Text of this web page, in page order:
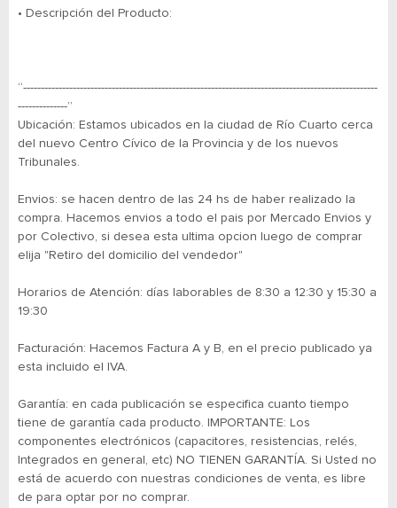
• Descripción del Producto:
“----------------------------------------------------------------------------------------------------
--------------”
Ubicación: Estamos ubicados en la ciudad de Río Cuarto cerca
del nuevo Centro Cívico de la Provincia y de los nuevos
Tribunales.
Envios: se hacen dentro de las 24 hs de haber realizado la
compra. Hacemos envios a todo el pais por Mercado Envios y
por Colectivo, si desea esta ultima opcion luego de comprar
elija "Retiro del domicilio del vendedor"
Horarios de Atención: días laborables de 8:30 a 12:30 y 15:30 a
19:30
Facturación: Hacemos Factura A y B, en el precio publicado ya
esta incluido el IVA.
Garantía: en cada publicación se especifica cuanto tiempo
tiene de garantía cada producto. IMPORTANTE: Los
componentes electrónicos (capacitores, resistencias, relés,
Integrados en general, etc) NO TIENEN GARANTÍA. Si Usted no
está de acuerdo con nuestras condiciones de venta, es libre
de para optar por no comprar.